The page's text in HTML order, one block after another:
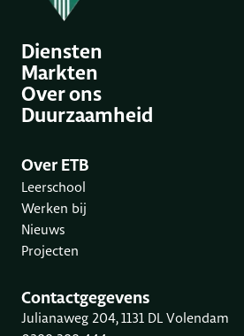
Diensten
Markten
Over ons
Duurzaamheid
Over ETB
Leerschool
Werken bij
Nieuws
Projecten
Contactgegevens
Julianaweg 204, 1131 DL Volendam